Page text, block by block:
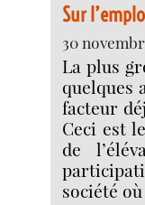
Sur
30
La plus
quelques
facteur
Ceci est
de
société